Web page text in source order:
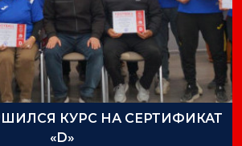
КУРС НА СЕРТИФИКАТ
«D»